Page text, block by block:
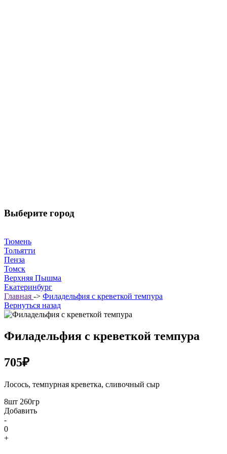
Выберите город
Тюмень
Тольятти
Пенза
Томск
Верхняя Пышма
Екатеринбург
Главная -> Филадельфия с креветкой темпура
Вернуться назад
Филадельфия с креветкой темпура
705₽
Лосось, темпурная креветка, сливочный сыр
8шт 260гр
Добавить
-
0
+